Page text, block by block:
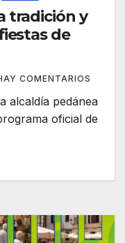
tradición y
de
COMENTARIOS
alcaldía pedánea
oficial de